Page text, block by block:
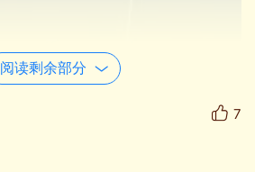
阅读剩余部分
7